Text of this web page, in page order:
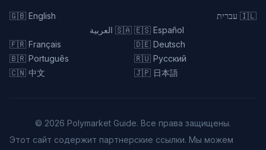
🇬🇧 English 🇮🇱 עברית
🇸🇦 العربية 🇪🇸 Español
🇫🇷 Français 🇩🇪 Deutsch
🇧🇷 Português 🇷🇺 Русский
🇨🇳 中文 🇯🇵 日本語
© 2026 Polymarket Guide. Все права защищены.
Этот сайт содержит партнерские ссылки. Мы можем